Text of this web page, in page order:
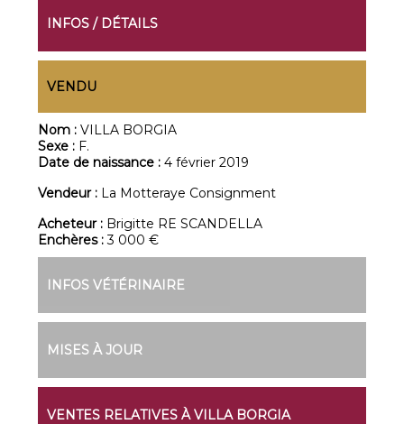
INFOS / DÉTAILS
VENDU
Nom :VILLA BORGIA
Sexe : F.
Date de naissance :4 février 2019
Vendeur : La Motteraye Consignment
Acheteur : Brigitte RE SCANDELLA
Enchères :3 000 €
INFOS VÉTÉRINAIRE
MISES À JOUR
VENTES RELATIVES À VILLA BORGIA